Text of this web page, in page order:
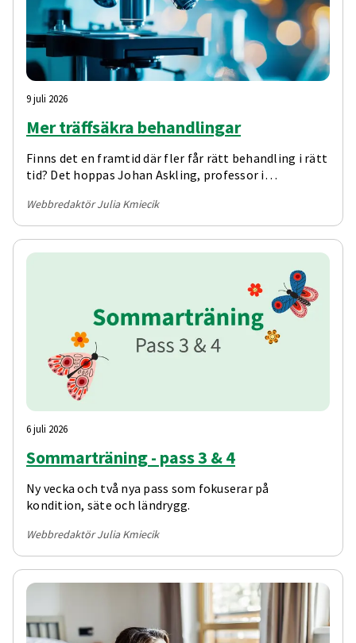
9 juli 2026
Mer träffsäkra behandlingar
Finns det en framtid där fler får rätt behandling i rätt
tid? Det hoppas Johan Askling, professor i
reumatologi.
Webbredaktör Julia Kmiecik
6 juli 2026
Sommarträning - pass 3 & 4
Ny vecka och två nya pass som fokuserar på
kondition, säte och ländrygg.
Webbredaktör Julia Kmiecik